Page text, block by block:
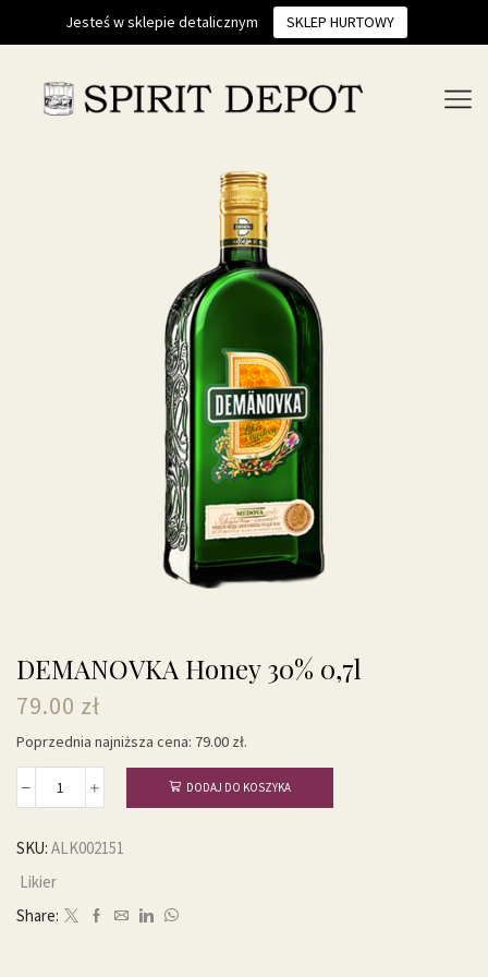
Jesteś w sklepie detalicznym SKLEP HURTOWY
DEMANOVKA Honey 30% 0,7l
79.00 zł
Poprzednia najniższa cena: 79.00 zł.
ilość
Honey
DODAJ DO KOSZYKA
SKU: ALK002151
Likier
Share: